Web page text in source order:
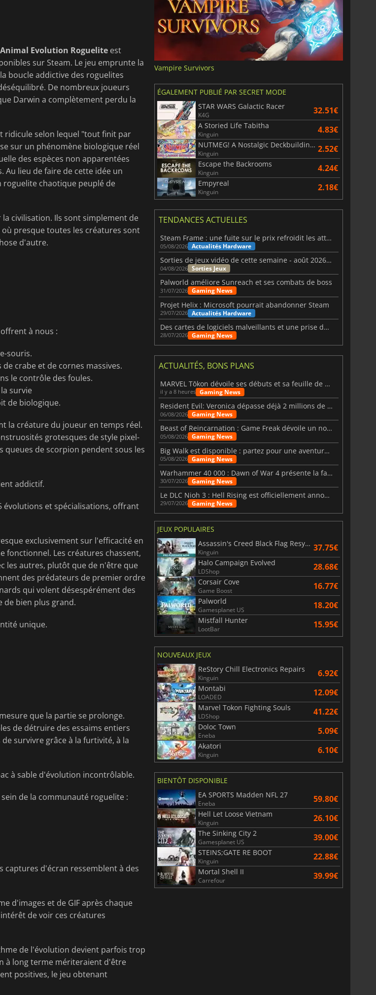
Evolution Roguelite est
sur Steam. Le jeu emprunte la
boucle addictive des roguelites
De nombreux joueurs
Darwin a complètement perdu la
ridicule selon lequel "tout finit par
sur un phénomène biologique réel
des espèces non apparentées
Au lieu de faire de cette idée un
chaotique peuplé de
civilisation. Ils sont simplement de
presque toutes les créatures sont
d'autre.
à nous :
souris.
crabe et de cornes massives.
le contrôle des foules.
survie
de biologique.
la créature du joueur en temps réel.
grotesques de style pixel-
queues de scorpion pendent sous les
addictif.
évolutions et spécialisations, offrant
exclusivement sur l'efficacité en
fonctionnel. Les créatures chassent,
les autres, plutôt que de n'être que
des prédateurs de premier ordre
qui volent désespérément des
de bien plus grand.
unique.
que la partie se prolonge.
de détruire des essaims entiers
survivre grâce à la furtivité, à la
à sable d'évolution incontrôlable.
de la communauté roguelite :
captures d'écran ressemblent à des
d'images et de GIF après chaque
de voir ces créatures
de l'évolution devient parfois trop
à long terme mériteraient d'être
positives, le jeu obtenant
Vampire Survivors
ÉGALEMENT PUBLIÉ PAR SECRET MODE
STAR WARS Galactic Racer
K4G 32.51€
A Storied Life Tabitha
Kinguin 4.83€
NUTMEG! A Nostalgic Deckbuilding Football Manager
Kinguin 2.52€
Escape the Backrooms
Kinguin 4.24€
Empyreal
Kinguin 2.18€
TENDANCES ACTUELLES
Steam Frame : une fuite sur le prix refroidit les attentes VR
05/08/2026 Actualités Hardware
Sorties de jeux vidéo de cette semaine - août 2026 (semaine 32)
04/08/2026 Sorties Jeux
Palworld améliore Sunreach et ses combats de boss
31/07/2026 Gaming News
Projet Helix : Microsoft pourrait abandonner Steam
29/07/2026 Actualités Hardware
Des cartes de logiciels malveillants et une prise de contrôle de Discord ont touché Meccha Chameleon
28/07/2026 Gaming News
ACTUALITÉS, BONS PLANS
MARVEL Tōkon dévoile ses débuts et sa feuille de route
il y a 8 heures Gaming News
Resident Evil: Veronica dépasse déjà 2 millions de wishlists
06/08/2026 Gaming News
Beast of Reincarnation : Game Freak dévoile un nouveau pari
05/08/2026 Gaming News
Big Walk est disponible : partez pour une aventure entre amis
05/08/2026 Gaming News
Warhammer 40 000 : Dawn of War 4 présente la faction des Nécrons
30/07/2026 Gaming News
Le DLC Nioh 3 : Hell Rising est officiellement annoncé
29/07/2026 Gaming News
JEUX POPULAIRES
Assassin's Creed Black Flag Resynced
Kinguin 37.75€
Halo Campaign Evolved
LDShop 28.68€
Corsair Cove
Game Boost 16.77€
Palworld
Gamesplanet US 18.20€
Mistfall Hunter
LootBar 15.95€
NOUVEAUX JEUX
ReStory Chill Electronics Repairs
Kinguin 6.92€
Montabi
LOADED 12.09€
Marvel Tokon Fighting Souls
LDShop 41.22€
Doloc Town
Eneba 5.09€
Akatori
Kinguin 6.10€
BIENTÔT DISPONIBLE
EA SPORTS Madden NFL 27
Eneba 59.80€
Hell Let Loose Vietnam
Kinguin 26.10€
The Sinking City 2
Gamesplanet US 39.00€
STEINS;GATE RE BOOT
Kinguin 22.88€
Mortal Shell II
Carrefour 39.99€